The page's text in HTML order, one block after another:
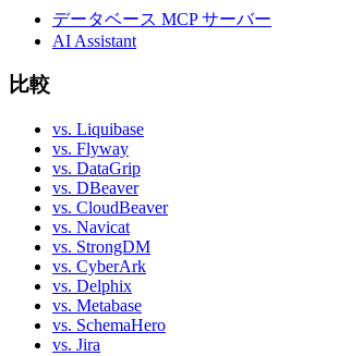
データベース MCP サーバー
AI Assistant
比較
vs. Liquibase
vs. Flyway
vs. DataGrip
vs. DBeaver
vs. CloudBeaver
vs. Navicat
vs. StrongDM
vs. CyberArk
vs. Delphix
vs. Metabase
vs. SchemaHero
vs. Jira